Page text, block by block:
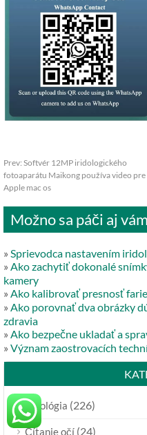
Prev: Softvér 12MP iridologického
fotoaparátu Maikong používa video pre
Apple mac os
Možno sa páči aj vám
» Sprievodca nastavením
» Ako zachytiť dokonalé
kamery
» Ako kalibrovať presnosť
» Ako porovnať dva obrázky
zdravia
» Ako bezpečne ukladať a
» Význam zaostrovacích
iridológia (226)
Čítanie očí (24)